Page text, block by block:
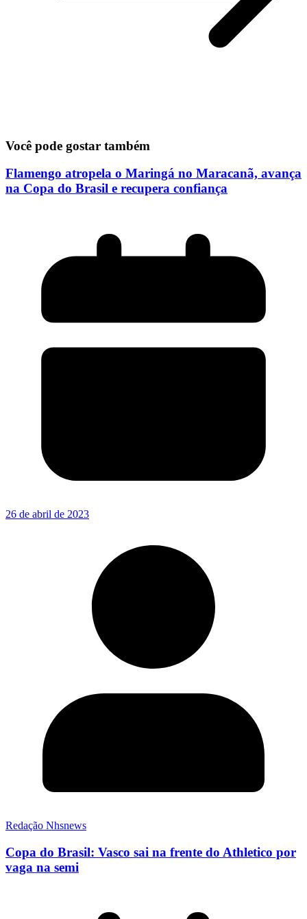
Você pode gostar também
Flamengo atropela o Maringá no Maracanã, avança
na Copa do Brasil e recupera confiança
26 de abril de 2023
Redação Nhsnews
Copa do Brasil: Vasco sai na frente do Athletico por
vaga na semi